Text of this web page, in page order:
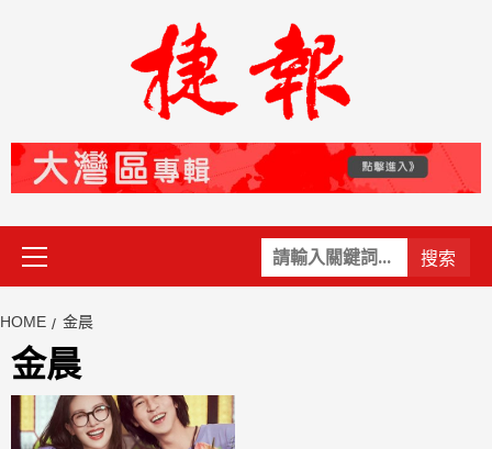
關
鍵
Primary
Menu
HOME 金晨
金晨